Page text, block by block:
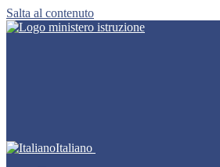
Salta al contenuto
Italiano